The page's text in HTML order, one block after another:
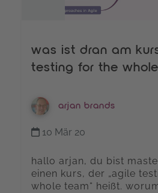
was ist dran am
testing for the
arjan brands
10 Mär 20
hallo arjan, du bist
einen kurs, der „agile
whole team“ heißt.